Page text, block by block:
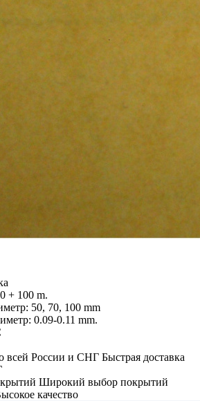
+ 100 m.
50, 70, 100 mm
0.09-0.11 mm.
Быстрая доставка
Широкий выбор покрытий
качество